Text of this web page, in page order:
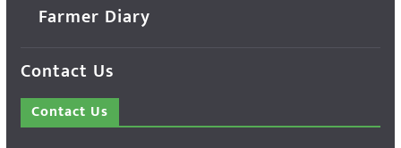
Farmer Diary
Contact Us
Contact Us